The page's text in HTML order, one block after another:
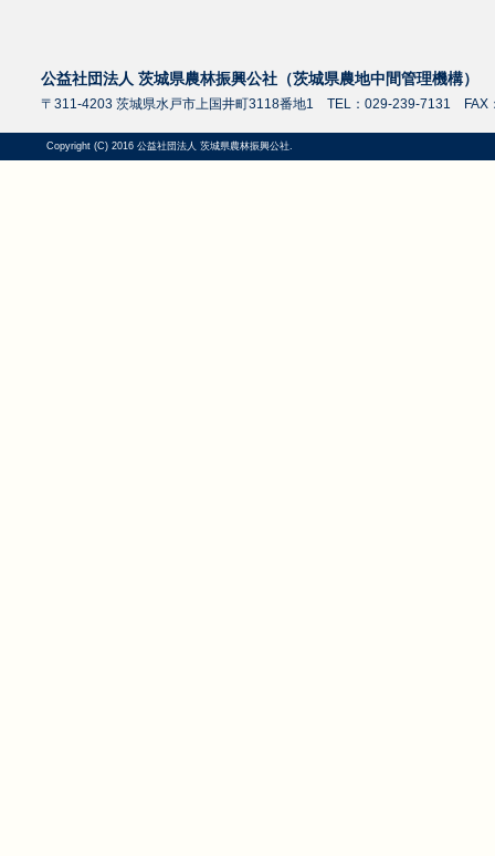
公益社団法人 茨城県農林振興公社（茨城県農地中間管理機構）
〒311-4203 茨城県水戸市上国井町3118番地1 TEL：029-239-7131 FAX
Copyright (C) 2016 公益社団法人 茨城県農林振興公社.